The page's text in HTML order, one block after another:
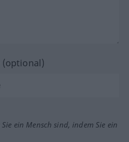
(optional)
ein Mensch sind, indem Sie ein